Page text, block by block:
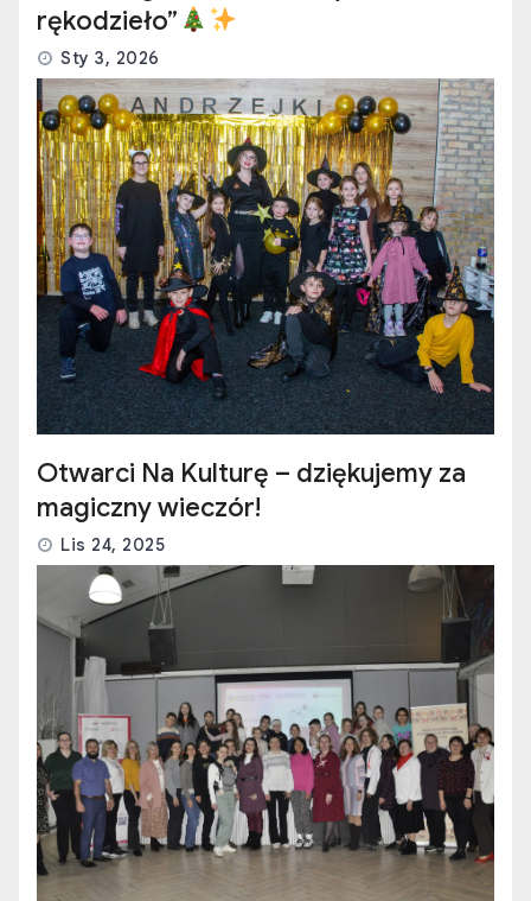
rękodzieło”
Sty 3, 2026
Otwarci Na Kulturę – dziękujemy za
magiczny wieczór!
Lis 24, 2025